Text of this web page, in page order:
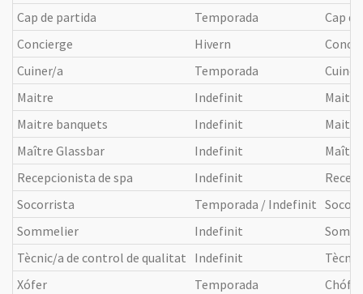
Cap de partida
Temporada
Cap
Concierge
Hivern
Cuiner/a
Temporada
Maitre
Indefinit
Maitre banquets
Indefinit
Maître Glassbar
Indefinit
Recepcionista de spa
Indefinit
Socorrista
Temporada / Indefinit
Sommelier
Indefinit
Tècnic/a de control de qualitat Indefinit
Xófer
Temporada Chófer